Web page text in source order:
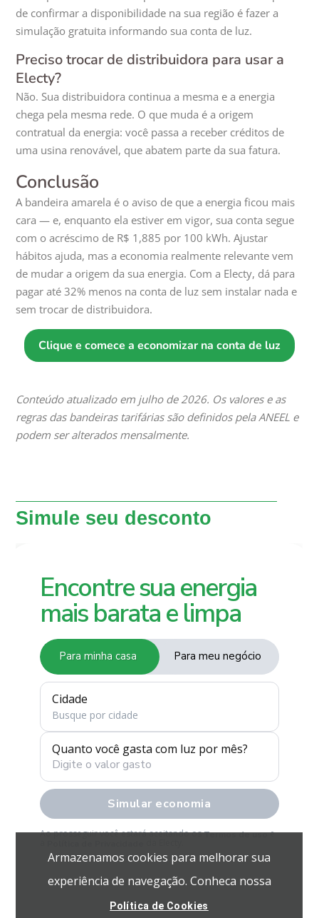
de confirmar a disponibilidade na sua região é fazer a
simulação gratuita informando sua conta de luz.
Preciso trocar de distribuidora para usar a
Electy?
Não. Sua distribuidora continua a mesma e a energia
chega pela mesma rede. O que muda é a origem
contratual da energia: você passa a receber créditos de
uma usina renovável, que abatem parte da sua fatura.
Conclusão
A bandeira amarela é o aviso de que a energia ficou mais
cara — e, enquanto ela estiver em vigor, sua conta segue
com o acréscimo de R$ 1,885 por 100 kWh. Ajustar
hábitos ajuda, mas a economia realmente relevante vem
de mudar a origem da sua energia. Com a Electy, dá para
pagar até 32% menos na conta de luz sem instalar nada e
sem trocar de distribuidora.
Clique e comece a economizar na conta de luz
Conteúdo atualizado em julho de 2026. Os valores e as
regras das bandeiras tarifárias são definidos pela ANEEL e
podem ser alterados mensalmente.
Simule seu desconto